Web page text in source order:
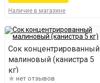
Наличие в магазине
Сок концентрированный
малиновый (канистра 5
кг)
нет отзывов